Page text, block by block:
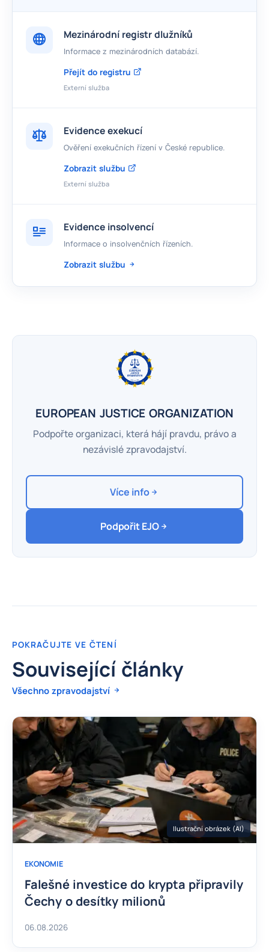
Mezinárodní registr dlužníků
Informace z mezinárodních databází.
Přejít do registru
Externí služba
Evidence exekucí
Ověření exekučních řízení v České republice.
Zobrazit službu
Externí služba
Evidence insolvencí
Informace o insolvenčních řízeních.
Zobrazit službu
EUROPEAN JUSTICE ORGANIZATION
Podpořte organizaci, která hájí pravdu, právo a
nezávislé zpravodajství.
Více info
Podpořit EJO
POKRAČUJTE VE ČTENÍ
Související články
Všechno zpravodajství
Ilustrační obrázek (AI)
EKONOMIE
Falešné investice do krypta připravily
Čechy o desítky milionů
06.08.2026